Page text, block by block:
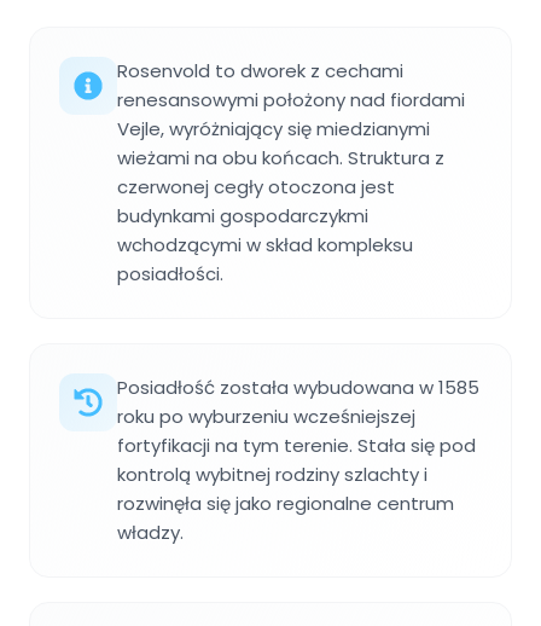
Rosenvold to dworek z cechami
renesansowymi położony nad fiordami
Vejle, wyróżniający się miedzianymi
wieżami na obu końcach. Struktura z
czerwonej cegły otoczona jest
budynkami gospodarczykmi
wchodzącymi w skład kompleksu
posiadłości.
Posiadłość została wybudowana w 1585
roku po wyburzeniu wcześniejszej
fortyfikacji na tym terenie. Stała się pod
kontrolą wybitnej rodziny szlachty i
rozwinęła się jako regionalne centrum
władzy.